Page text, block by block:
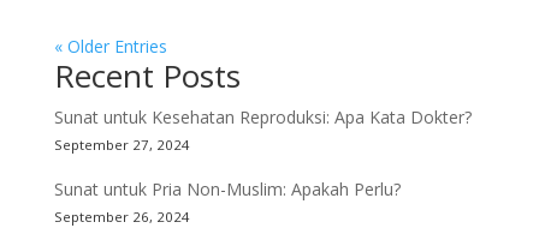
« Older Entries
Recent Posts
Sunat untuk Kesehatan Reproduksi: Apa Kata Dokter?
September 27, 2024
Sunat untuk Pria Non-Muslim: Apakah Perlu?
September 26, 2024